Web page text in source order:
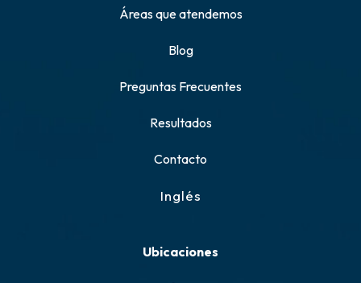
Áreas que atendemos
Blog
Preguntas Frecuentes
Resultados
Contacto
Inglés
Ubicaciones